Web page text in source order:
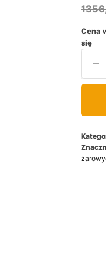
Cena
się